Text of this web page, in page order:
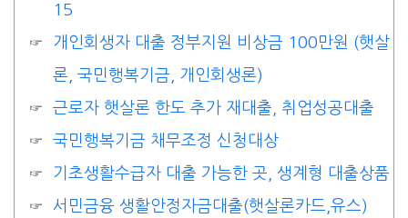
15
개인회생자 대출 정부지원 비상금 100만원 (햇살
론, 국민행복기금, 개인회생론)
근로자 햇살론 한도 추가 재대출, 취업성공대출
국민행복기금 채무조정 신청대상
기초생활수급자 대출 가능한 곳, 생계형 대출상품
서민금융 생활안정자금대출(햇살론카드,유스)